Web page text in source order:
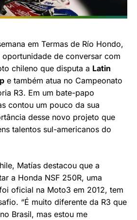
em Termas de Río Hondo,
oportunidade de conversar com
chileno que disputa a Latin
e também atua no Campeonato
R3. Em um bate-papo
contou um pouco da sua
desse novo projeto que
talentos sul-americanos do
Matías destacou que a
a Honda NSF 250R, uma
oficial na Moto3 em 2012, tem
“É muito diferente da R3 que
Brasil, mas estou me